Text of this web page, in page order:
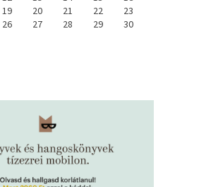
19 20 21 22
23
26 27 28 29
30